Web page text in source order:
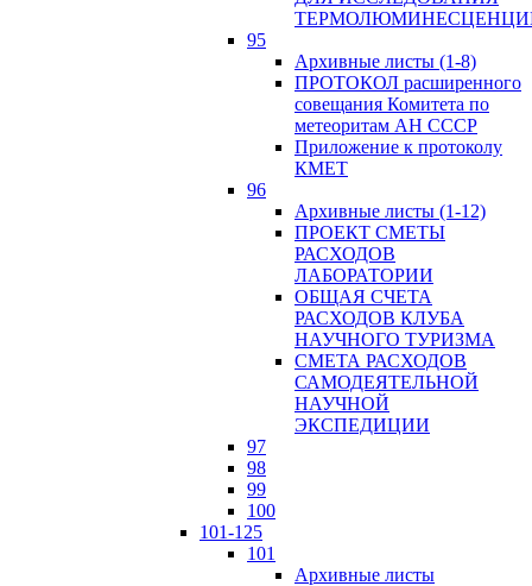
95
Архивные листы (1-8)
ПРОТОКОЛ расширенного
совещания Комитета по
метеоритам АН СССР
Приложение к протоколу
КМЕТ
96
Архивные листы (1-12)
ПРОЕКТ СМЕТЫ
РАСХОДОВ
ЛАБОРАТОРИИ
ОБЩАЯ СЧЕТА
РАСХОДОВ КЛУБА
НАУЧНОГО ТУРИЗМА
СМЕТА РАСХОДОВ
САМОДЕЯТЕЛЬНОЙ
НАУЧНОЙ
ЭКСПЕДИЦИИ
97
98
99
100
101-125
101
Архивные листы